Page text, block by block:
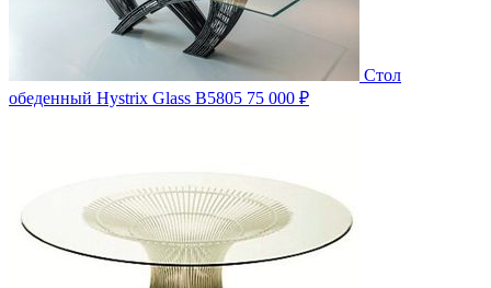
Стол
обеденный Hystrix Glass B5805 75 000 ₽